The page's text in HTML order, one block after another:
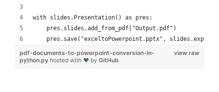
with slides.Presentation() as pres:
    pres.slides.add_from_pdf("Output.pdf")
pres.save("exceltoPowerpoint.pptx",
view raw
pdf-documents-to-powerpoint-conversion-in-
python.py hosted with ❤ by GitHub